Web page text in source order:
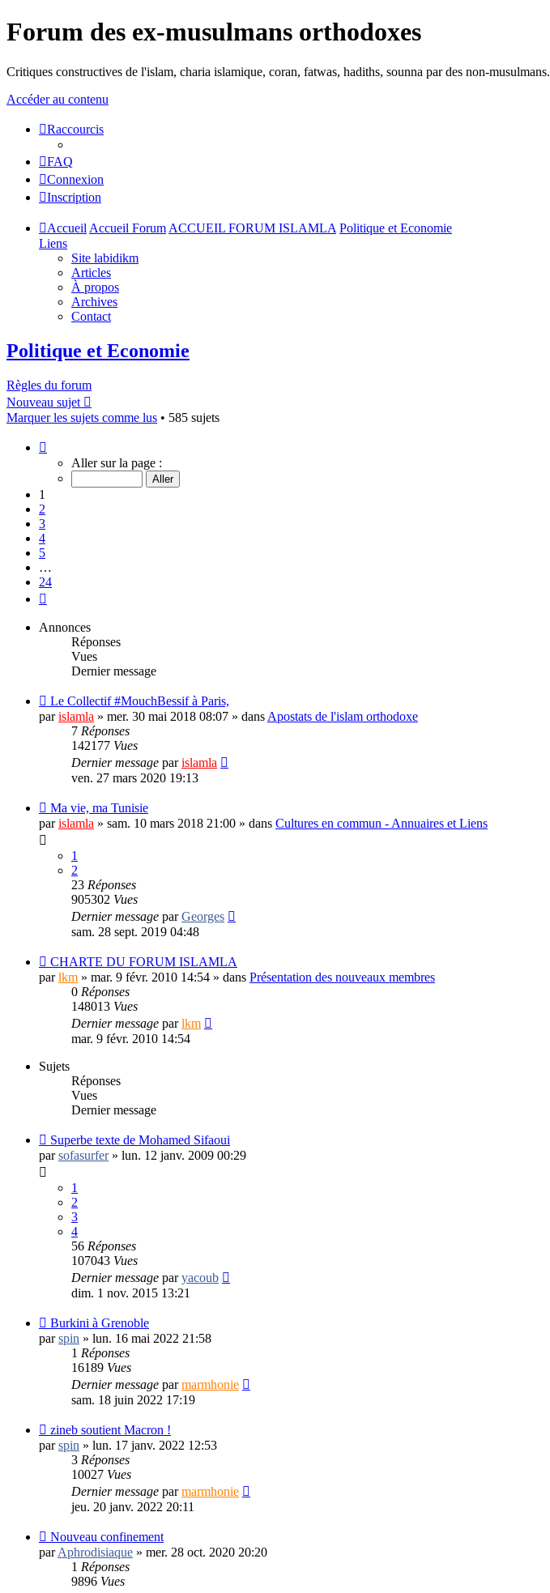
Forum des ex-musulmans orthodoxes
Critiques constructives de l'islam, charia islamique, coran, fatwas, hadiths, sounna par des non-musulmans.
Accéder au contenu
Raccourcis
FAQ
Connexion
Inscription
Accueil Accueil Forum ACCUEIL FORUM ISLAMLA Politique et Economie
Liens
Site labidikm
Articles
À propos
Archives
Contact
Politique et Economie
Règles du forum
Nouveau sujet
Marquer les sujets comme lus • 585 sujets
sur
Aller sur la page :
1
2
3
4
5
…
24
Annonces
Réponses
Vues
Dernier message
Le Collectif #MouchBessif à Paris,
parislamla » mer. 30 mai 2018 08:07 » dans Apostats de l'islam orthodoxe
7 Réponses
142177 Vues
Dernier message parislamla
ven. 27 mars 2020 19:13
Ma vie, ma Tunisie
parislamla » sam. 10 mars 2018 21:00 » dans Cultures en commun - Annuaires et Liens
1
2
23 Réponses
905302 Vues
Dernier message parGeorges
sam. 28 sept. 2019 04:48
CHARTE DU FORUM ISLAMLA
parlkm » mar. 9 févr. 2010 14:54 » dans Présentation des nouveaux membres
0 Réponses
148013 Vues
Dernier message parlkm
mar. 9 févr. 2010 14:54
Sujets
Réponses
Vues
Dernier message
Superbe texte de Mohamed Sifaoui
parsofasurfer» lun. 12 janv. 2009 00:29
1
2
3
4
56 Réponses
107043 Vues
Dernier message paryacoub
dim. 1 nov. 2015 13:21
Burkini à Grenoble
parspin » lun. 16 mai 2022 21:58
1 Réponses
16189 Vues
Dernier message parmarmhonie
sam. 18 juin 2022 17:19
zineb soutient Macron !
parspin » lun. 17 janv. 2022 12:53
3 Réponses
10027 Vues
Dernier message parmarmhonie
jeu. 20 janv. 2022 20:11
Nouveau confinement
parAphrodisiaque » mer. 28 oct. 2020 20:20
1 Réponses
9896 Vues